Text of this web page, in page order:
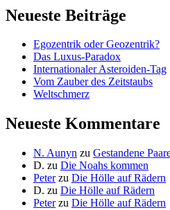
Neueste Beiträge
Egozentrik oder Geozentrik?
Das Luxus-Paradox
Internationaler Asteroiden-Tag
Vom Zauber des Zeitstaubs
Weltschmerz
Neueste Kommentare
N. Aunyn zu Gestandene
D. zu Die Noahs kommen
Peterzu Die Hölle auf Rädern
D. zu Die Hölle auf Rädern
Peterzu Die Hölle auf Rädern